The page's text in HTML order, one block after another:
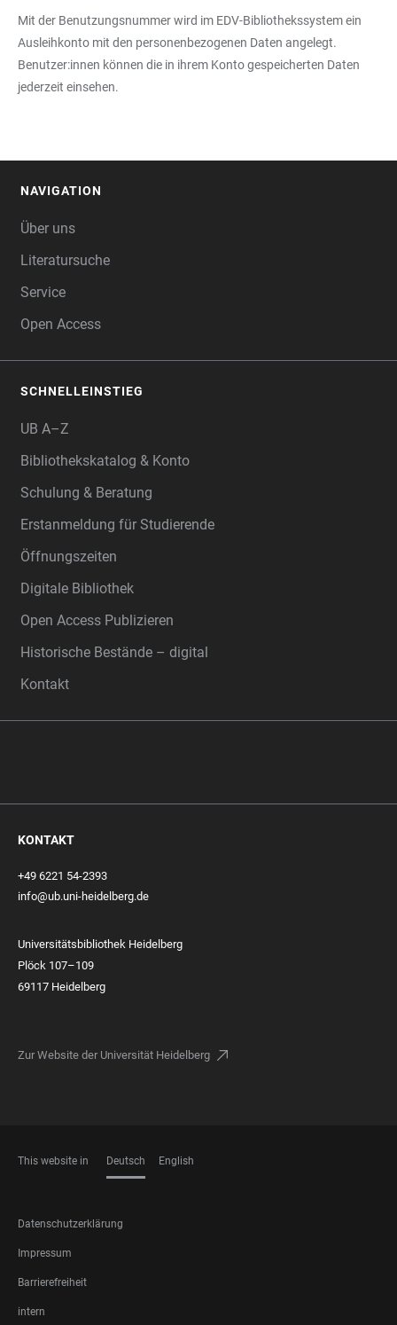
Mit der Benutzungsnummer wird im EDV-Bibliothekssystem ein
Ausleihkonto mit den personenbezogenen Daten angelegt.
Benutzer:innen können die in ihrem Konto gespeicherten Daten
jederzeit einsehen.
NAVIGATION
Über uns
Literatursuche
Service
Open Access
SCHNELLEINSTIEG
UB A–Z
Bibliothekskatalog & Konto
Schulung & Beratung
Erstanmeldung für Studierende
Öffnungszeiten
Digitale Bibliothek
Open Access Publizieren
Historische Bestände – digital
Kontakt
KONTAKT
+49 6221 54-2393
info@ub.uni-heidelberg.de
Universitätsbibliothek Heidelberg
Plöck 107–109
69117 Heidelberg
Zur Website der Universität Heidelberg
This website in Deutsch English
FOOTER
LEGAL
Datenschutzerklärung
Impressum
Barrierefreiheit
intern